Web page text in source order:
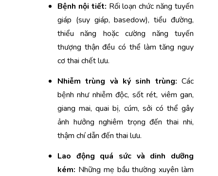
Bệnh nội tiết: Rối loạn chức năng tuyến
giáp (suy giáp, basedow), tiểu đường,
thiểu năng hoặc cường năng tuyến
thượng thận đều có thể làm tăng nguy
cơ thai chết lưu.
Nhiễm trùng và ký sinh trùng: Các
bệnh như nhiễm độc, sốt rét, viêm gan,
giang mai, quai bị, cúm, sởi có thể gây
ảnh hưởng nghiêm trọng đến thai nhi,
thậm chí dẫn đến thai lưu.
Lao động quá sức và dinh dưỡng
kém: Những mẹ bầu thường xuyên làm